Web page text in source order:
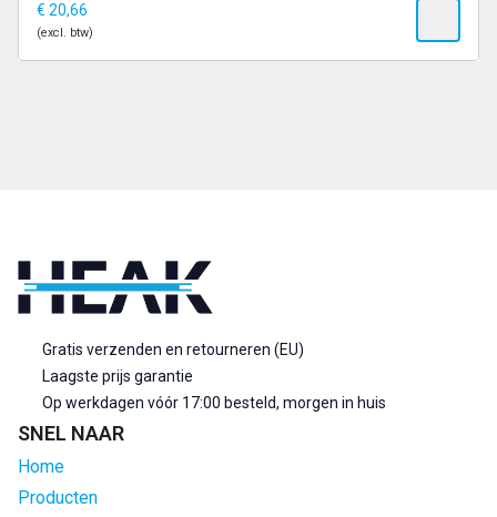
€ 20,66
(excl. btw)
Gratis verzenden en retourneren (EU)
Laagste prijs garantie
Op werkdagen vóór 17:00 besteld, morgen in huis
SNEL NAAR
Home
Producten